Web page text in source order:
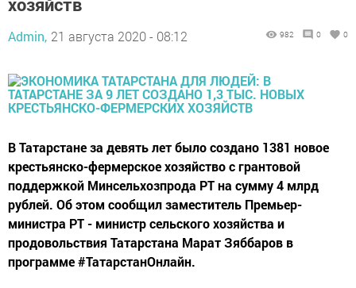
Admin, 21 августа 2020 - 08:12 982 0 0
В Татарстане за девять лет было создано 1381 новое
крестьянско-фермерское хозяйство с грантовой
поддержкой Минсельхозпрода РТ на сумму 4 млрд
рублей. Об этом сообщил заместитель Премьер-
министра РТ - министр сельского хозяйства и
продовольствия Татарстана Марат Зяббаров в
программе #ТатарстанОнлайн.